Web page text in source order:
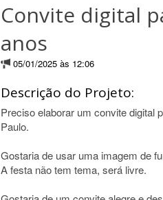
Convite digital
anos
05/01/2025 às 12:06
Descrição do Projeto:
Preciso elaborar um convite digital
Paulo.
Gostaria de usar uma imagem de
A festa não tem tema, será livre.